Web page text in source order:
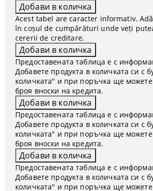
Acest tabel are caracter informativ.
în coșul de cumpărături unde veți
cererii de creditare.
Предоставената таблица е с
Добавете продукта в количката си с
количката" и при поръчка ще можете
броя вноски на кредита.
Предоставената таблица е с
Добавете продукта в количката си с
количката" и при поръчка ще можете
броя вноски на кредита.
Предоставената таблица е с
Добавете продукта в количката си с
количката" и при поръчка ще можете